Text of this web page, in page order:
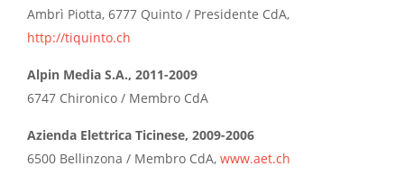
Ambrì Piotta, 6777 Quinto / Presidente CdA,
http://tiquinto.ch
Alpin Media S.A., 2011-2009
6747 Chironico / Membro CdA
Azienda Elettrica Ticinese, 2009-2006
6500 Bellinzona / Membro CdA, www.aet.ch